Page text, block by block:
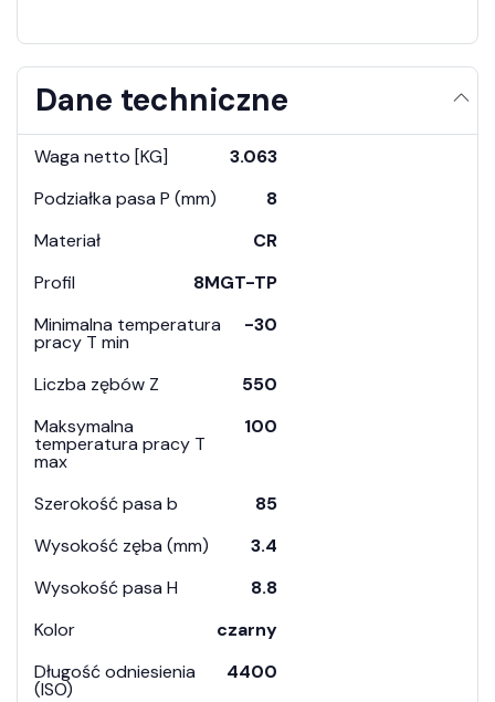
Dane techniczne
Waga netto [KG]
3.063
Podziałka pasa P (mm)
8
Materiał
CR
Profil
8MGT-TP
Minimalna temperatura
pracy T min
-30
Liczba zębów Z
550
Maksymalna
temperatura pracy T
max
100
Szerokość pasa b
85
Wysokość zęba (mm)
3.4
Wysokość pasa H
8.8
Kolor
czarny
Długość odniesienia
(ISO)
4400